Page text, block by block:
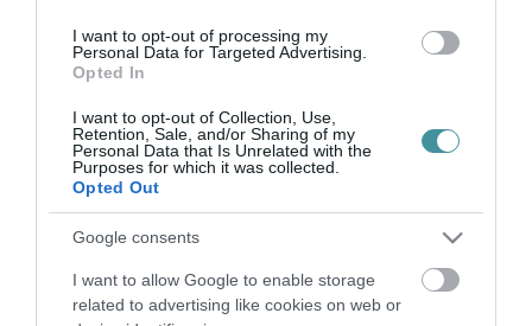
I want to opt-out of processing my
Personal Data for Targeted Advertising.
Opted In
I want to opt-out of Collection, Use,
Retention, Sale, and/or Sharing of my
Personal Data that Is Unrelated with the
Purposes for which it was collected.
Opted Out
Google consents
I want to allow Google to enable storage
related to advertising like cookies on web or
magas áruk miatt. A Népszava szerint jó hír viszont, hogy az év
hátralévő részében már nem várható az zöldségárak drámai
emelkedése, de az ár...
ERŐSEN DRÁGULHATNAK A GYÜMÖLCSÖK A KÖVETKEZŐ
ÉVEKBEN
2021. október 05 |Mindenki ügye
Az éghajlatváltozás kedvezőtlen hatásai és a munkaerőhiány
drámaian rontotta a gyümölcsültetvények jövedelmezőségét az
jelentősen csök...